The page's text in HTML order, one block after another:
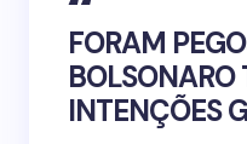
FORAM
INTENÇÕES